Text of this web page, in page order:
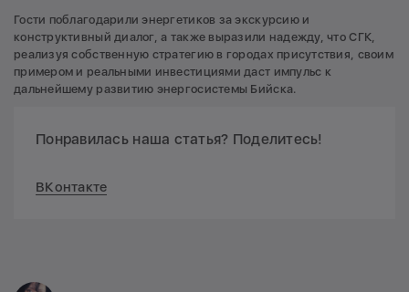
Гости поблагодарили энергетиков за экскурсию и
конструктивный диалог, а также выразили надежду, что СГК,
реализуя собственную стратегию в городах присутствия, своим
примером и реальными инвестициями даст импульс к
дальнейшему развитию энергосистемы Бийска.
Понравилась наша статья? Поделитесь!
ВКонтакте